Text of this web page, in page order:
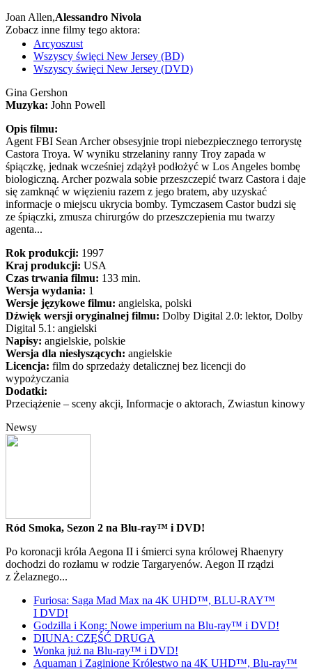
Joan Allen,Alessandro Nivola
Zobacz inne filmy tego aktora:
Arcyoszust
Wszyscy święci New Jersey (BD)
Wszyscy święci New Jersey (DVD)
Gina Gershon
Muzyka: John Powell
Opis filmu:
Agent FBI Sean Archer obsesyjnie tropi niebezpiecznego terrorystę
Castora Troya. W wyniku strzelaniny ranny Troy zapada w
śpiączkę, jednak wcześniej zdążył podłożyć w Los Angeles bombę
biologiczną. Archer pozwala sobie przeszczepić twarz Castora i daje
się zamknąć w więzieniu razem z jego bratem, aby uzyskać
informacje o miejscu ukrycia bomby. Tymczasem Castor budzi się
ze śpiączki, zmusza chirurgów do przeszczepienia mu twarzy
agenta...
Rok produkcji: 1997
Kraj produkcji: USA
Czas trwania filmu: 133 min.
Wersja wydania: 1
Wersje językowe filmu: angielska, polski
Dźwięk wersji oryginalnej filmu: Dolby Digital 2.0: lektor, Dolby
Digital 5.1: angielski
Napisy: angielskie, polskie
Wersja dla niesłyszących: angielskie
Licencja: film do sprzedaży detalicznej bez licencji do
wypożyczania
Dodatki:
Przeciążenie – sceny akcji, Informacje o aktorach, Zwiastun kinowy
Newsy
Ród Smoka, Sezon 2 na Blu-ray™ i DVD!
Po koronacji króla Aegona II i śmierci syna królowej Rhaenyry
dochodzi do rozłamu w rodzie Targaryenów. Aegon II rządzi
z Żelaznego...
Furiosa: Saga Mad Max na 4K UHD™, BLU-RAY™
I DVD!
Godzilla i Kong: Nowe imperium na Blu-ray™ i DVD!
DIUNA: CZĘŚĆ DRUGA
Wonka już na Blu-ray™ i DVD!
Aquaman i Zaginione Królestwo na 4K UHD™, Blu-ray™